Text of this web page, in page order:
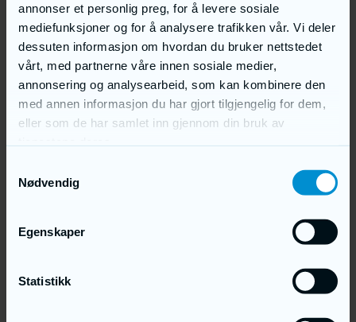
annonser et personlig preg, for å levere sosiale
mediefunksjoner og for å analysere trafikken vår. Vi deler
dessuten informasjon om hvordan du bruker nettstedet
vårt, med partnerne våre innen sosiale medier,
annonsering og analysearbeid, som kan kombinere den
med annen informasjon du har gjort tilgjengelig for dem,
eller som de har samlet inn gjennom din bruk av
Nødvendig
Egenskaper
Statistikk
Skråstøtter Ringer Poland
Brakker
Brakker
Tekniske detaljer
Våre prosjekter
Anleggsikring
Byggegjerder og tilbehør
Pakker med byggegjerder
Standard
Smart
Sperregjerder
2-hjuls avfallsbeholdere
Leasing
Artikler